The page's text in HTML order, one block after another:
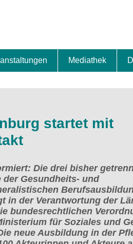
Mediathek
startet mit
Die drei bisher
Gesundheits- und
in der Verantwortung der
bundesrechtlichen
für Soziales und
neue Ausbildung in der